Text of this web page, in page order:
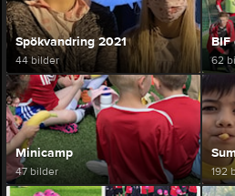
Spökvandring 2021
44 bilder
BIF
62
Minicamp
47 bilder 192